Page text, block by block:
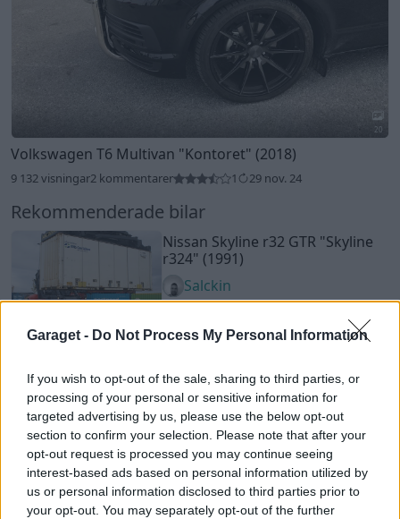
Garaget - Do Not Process My Personal Information
If you wish to opt-out of the sale, sharing to third parties, or
processing of your personal or sensitive information for
targeted advertising by us, please use the below opt-out
section to confirm your selection. Please note that after your
opt-out request is processed you may continue seeing
interest-based ads based on personal information utilized by
us or personal information disclosed to third parties prior to
your opt-out. You may separately opt-out of the further
20
Volkswagen T6 Multivan "Kontoret" (2018)
9 132 visningar2 kommentarer 1 29 nov. 24
Rekommenderade bilar
Nissan Skyline r32 GTR "Skyline
r324" (1991)
Salckin
943
8 maj 21
"Herbie"(1966)
Aandreaaz
26 003 visningar35 kommentarer
51
Volkswagen Golf R"Stertman
Motorsport - STM600" (2015)